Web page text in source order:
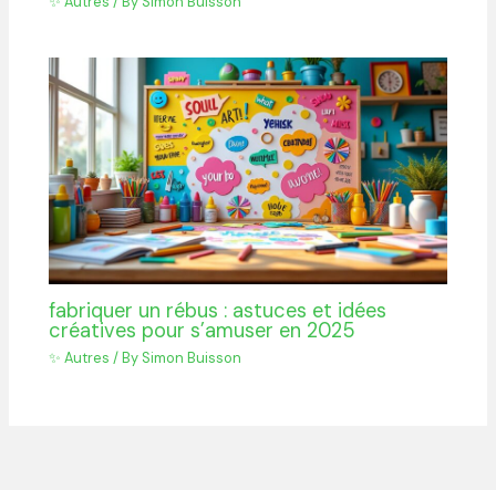
fabriquer un rébus : astuces et idées
créatives pour s’amuser en 2025
✨ Autres / By Simon Buisson